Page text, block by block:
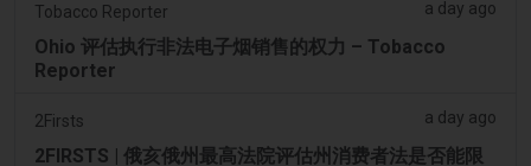
Tobacco Reporter a day ago
Ohio 评估执行非法电子烟销售的权力 – Tobacco
Reporter
2Firsts a day ago
2FIRSTS | 俄亥俄州最高法院评估州消费者法是否能限